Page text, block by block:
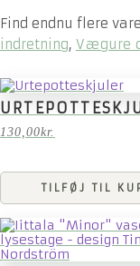
Find endnu flere
indretning, Vægure
130,00kr.
TILFØJ TIL